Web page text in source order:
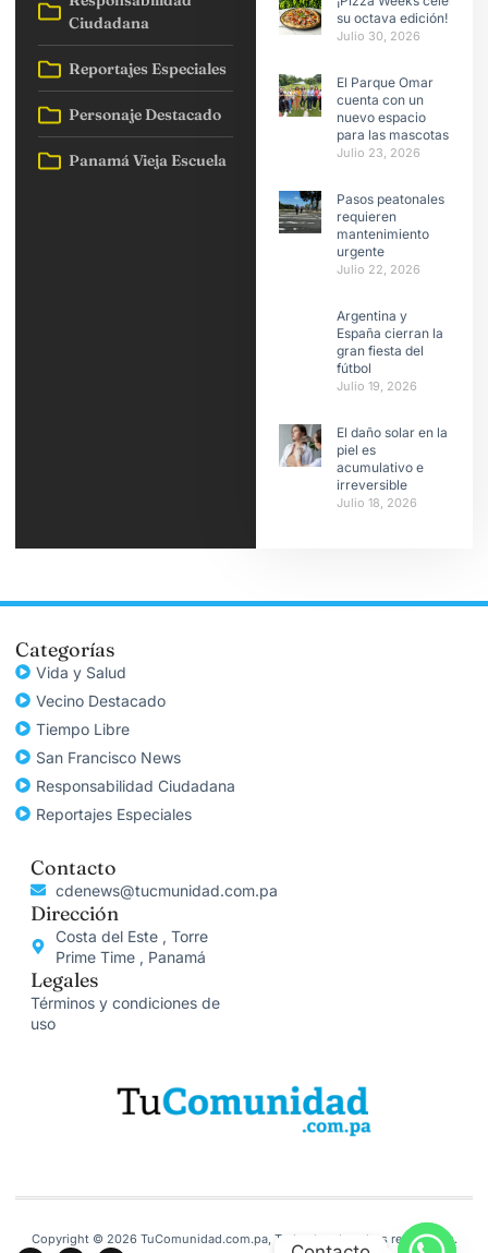
Ciudadana
Reportajes Especiales
Personaje Destacado
Panamá Vieja Escuela
su octava edición!
Julio 30, 2026
El Parque Omar
cuenta con un
nuevo espacio
para las mascotas
Julio 23, 2026
Pasos peatonales
requieren
mantenimiento
urgente
Julio 22, 2026
Argentina y
España cierran la
gran fiesta del
fútbol
Julio 19, 2026
El daño solar en la
piel es
acumulativo e
irreversible
Julio 18, 2026
Categorías
Vida y Salud
Vecino Destacado
Tiempo Libre
San Francisco News
Responsabilidad Ciudadana
Reportajes Especiales
Contacto
cdenews@tucmunidad.com.pa
Dirección
Costa del Este , Torre
Prime Time , Panamá
Legales
Términos y condiciones de
uso
Copyright © 2026 TuComunidad.com.pa, Todos los derechos reservados.